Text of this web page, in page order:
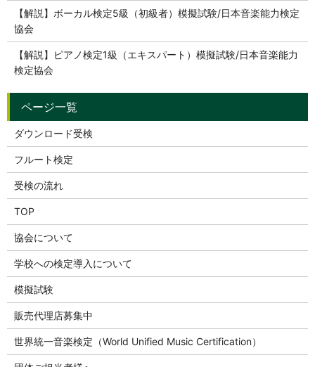
【解説】ボーカル検定5級（初級者）模擬試験/日本音楽能力検定
協会
【解説】ピアノ検定1級（エキスパート）模擬試験/日本音楽能力
検定協会
ダウンロード受検
フルート検定
受検の流れ
TOP
協会について
学校への検定導入について
模擬試験
販売代理店募集中
世界統一音楽検定（World Unified Music Certification）